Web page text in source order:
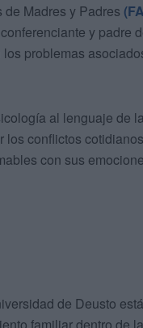
Madres y Padres
y padre
problemas
al lenguaje de
conflictos
con sus
de Deusto